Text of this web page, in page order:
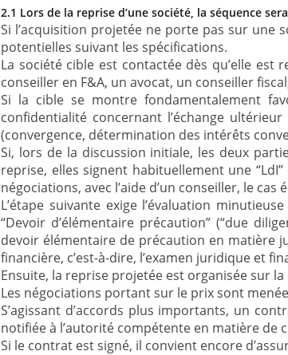
2.1 Lors de la reprise d’une société, la séquence
Si l’acquisition projetée ne porte pas sur une
potentielles suivant les spécifications.
La société cible est contactée dès qu’elle
conseiller en F&A, un avocat, un conseiller
Si la cible se montre fondamentalement
confidentialité concernant l’échange
(convergence, détermination des intérêts
Si, lors de la discussion initiale, les deux
reprise, elles signent habituellement une
négociations, avec l’aide d’un conseiller, le cas
L’étape suivante exige l’évaluation
“Devoir d’élémentaire précaution” (“due
devoir élémentaire de précaution en matière
financière, c’est-à-dire, l’examen juridique et
Ensuite, la reprise projetée est organisée sur
Les négociations portant sur le prix sont
S’agissant d’accords plus importants, un
notifiée à l’autorité compétente en matière de
Si le contrat est signé, il convient encore